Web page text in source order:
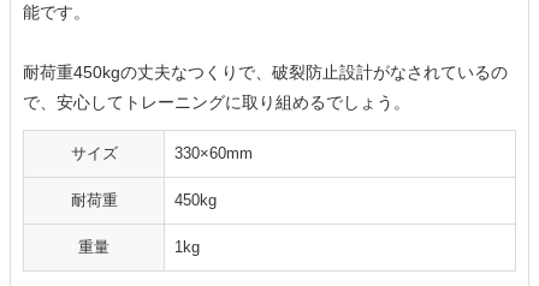
能です。
耐荷重450kgの丈夫なつくりで、破裂防止設計がなされているの
で、安心してトレーニングに取り組めるでしょう。
サイズ 330×60mm
耐荷重 450kg
重量 1kg